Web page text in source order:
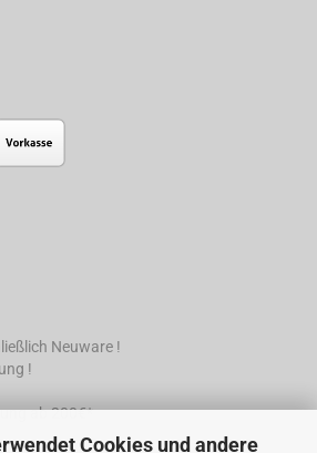
Cookies und andere
Neuware !
!
ab 200€*